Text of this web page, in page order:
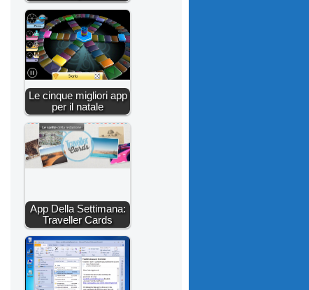
Le cinque migliori app
per il natale
App Della Settimana:
Traveller Cards